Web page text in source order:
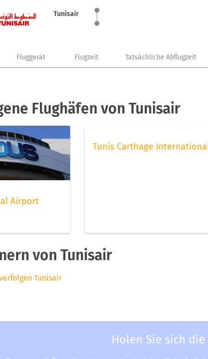
Tunisair
Fluggerät Flugzeit Tatsächliche Abflugzeit
Flughäfen von Tunisair
Airport
Tunis Carthage
von Tunisair
Tunisair
Holen Sie sich die